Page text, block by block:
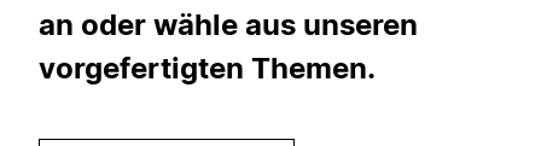
an oder wähle aus unseren
vorgefertigten Themen.